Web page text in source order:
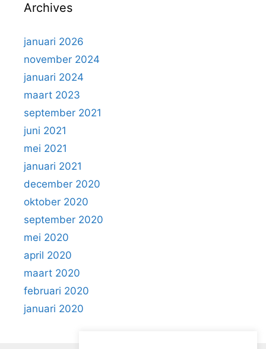
Archives
januari 2026
november 2024
januari 2024
maart 2023
september 2021
juni 2021
mei 2021
januari 2021
december 2020
oktober 2020
september 2020
mei 2020
april 2020
maart 2020
februari 2020
januari 2020